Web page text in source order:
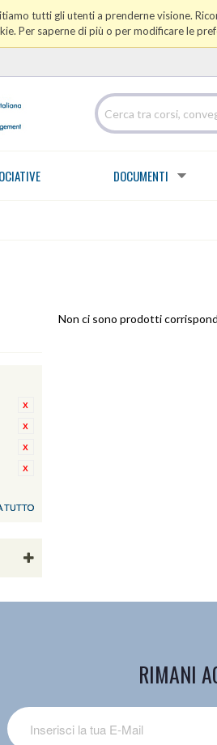
tutti gli utenti a prenderne visione.
Per saperne di più o per modificare le
DOCUMENTI
TUTTO
Non ci sono prodotti
RIMANI